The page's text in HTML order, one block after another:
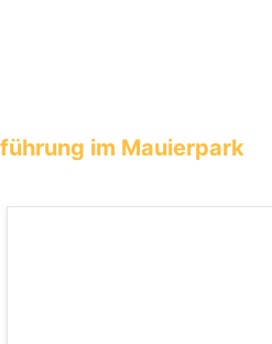
im Mauierpark